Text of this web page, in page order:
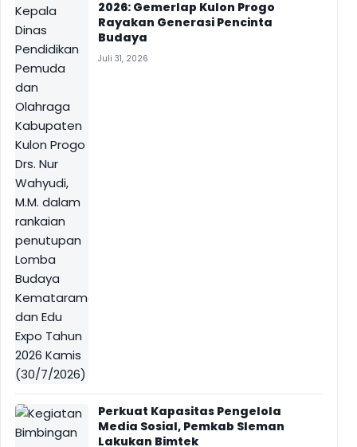
2026: Gemerlap Kulon Progo
Rayakan Generasi Pencinta
Budaya
Juli 31, 2026
Perkuat Kapasitas Pengelola
Media Sosial, Pemkab Sleman
Lakukan Bimtek